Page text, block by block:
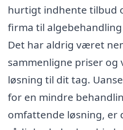
hurtigt indhente tilbud
firma til algebehandling
Det har aldrig været
sammenligne priser
løsning til dit tag.
for en mindre
omfattende løsning, er